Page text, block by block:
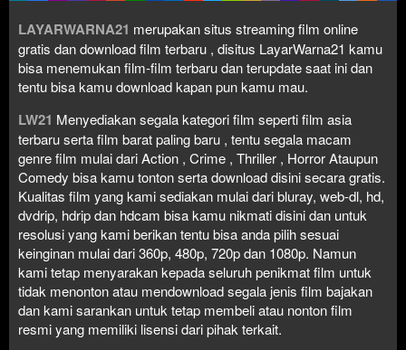
LAYARWARNA21 merupakan situs streaming film online
gratis dan download film terbaru , disitus LayarWarna21 kamu
bisa menemukan film-film terbaru dan terupdate saat ini dan
tentu bisa kamu download kapan pun kamu mau.
LW21 Menyediakan segala kategori film seperti film asia
terbaru serta film barat paling baru , tentu segala macam
genre film mulai dari Action , Crime , Thriller , Horror Ataupun
Comedy bisa kamu tonton serta download disini secara gratis.
Kualitas film yang kami sediakan mulai dari bluray, web-dl, hd,
dvdrip, hdrip dan hdcam bisa kamu nikmati disini dan untuk
resolusi yang kami berikan tentu bisa anda pilih sesuai
keinginan mulai dari 360p, 480p, 720p dan 1080p. Namun
kami tetap menyarakan kepada seluruh penikmat film untuk
tidak menonton atau mendownload segala jenis film bajakan
dan kami sarankan untuk tetap membeli atau nonton film
resmi yang memiliki lisensi dari pihak terkait.